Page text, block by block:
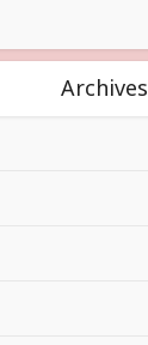
Archives